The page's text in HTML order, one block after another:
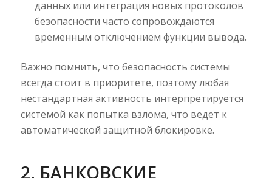
данных или интеграция новых протоколов
безопасности часто сопровождаются
временным отключением функции вывода.
Важно помнить, что безопасность системы
всегда стоит в приоритете, поэтому любая
нестандартная активность интерпретируется
системой как попытка взлома, что ведет к
автоматической защитной блокировке.
2. БАНКОВСКИЕ